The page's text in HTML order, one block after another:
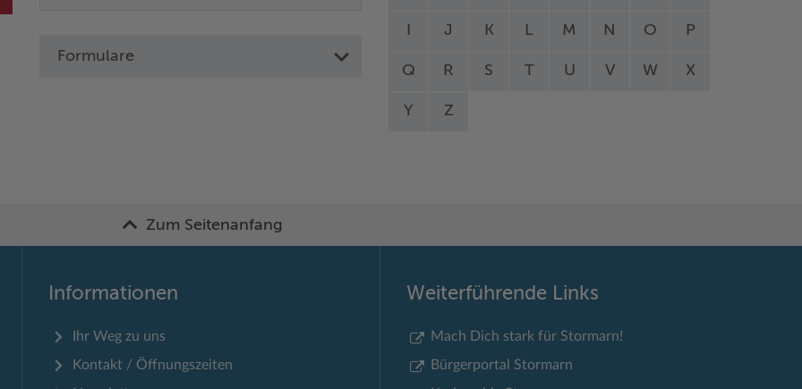
Formulare
J K L M N O P
Q R S T U V W X
Y Z
Zum Seitenanfang
Informationen
Ihr Weg zu uns
Kontakt / Öffnungszeiten
Weiterführende Links
Mach Dich stark für Stormarn!
Bürgerportal Stormarn